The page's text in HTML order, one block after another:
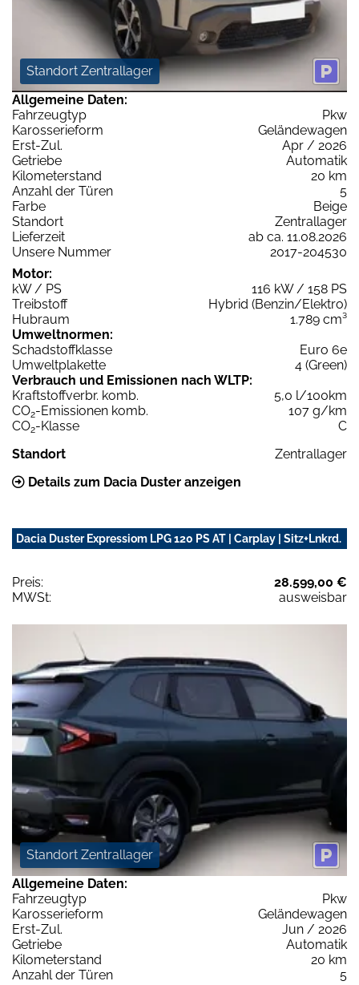
Standort Zentrallager
Allgemeine Daten:
Fahrzeugtyp
Pkw
Karosserieform
Geländewagen
Erst-Zul.
Apr / 2026
Getriebe
Automatik
Kilometerstand
20 km
Anzahl der Türen
5
Farbe
Beige
Standort
Zentrallager
Lieferzeit
ab ca. 11.08.2026
Unsere Nummer
2017-204530
Motor:
kW / PS
116 kW / 158 PS
Treibstoff
Hybrid (Benzin/Elektro)
Hubraum
1.789 cm³
Umweltnormen:
Schadstoffklasse
Euro 6e
Umweltplakette
4 (Green)
Verbrauch und Emissionen nach WLTP:
Kraftstoffverbr. komb.
5,0 l/100km
CO2-Emissionen komb.
107 g/km
CO2-Klasse
C
Standort
Zentrallager
Details zum Dacia Duster anzeigen
Dacia Duster Expressiom LPG 120 PS AT | Carplay | Sitz+Lnkrd.
Preis:
28.599,00 €
MWSt:
ausweisbar
Standort Zentrallager
Allgemeine Daten:
Fahrzeugtyp
Pkw
Karosserieform
Geländewagen
Erst-Zul.
Jun / 2026
Getriebe
Automatik
Kilometerstand
20 km
Anzahl der Türen
5